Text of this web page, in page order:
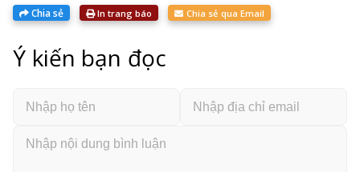
Chia sẻ In trang báo Chia sẻ qua Email
Ý kiến bạn đọc